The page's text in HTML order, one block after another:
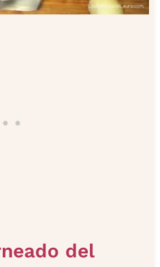
del